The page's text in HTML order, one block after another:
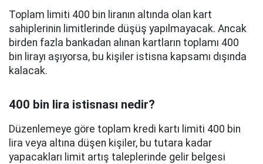
Toplam limiti 400 bin liranın altında olan kart
sahiplerinin limitlerinde düşüş yapılmayacak. Ancak
birden fazla bankadan alınan kartların toplamı 400
bin lirayı aşıyorsa, bu kişiler istisna kapsamı dışında
kalacak.
400 bin lira istisnası nedir?
Düzenlemeye göre toplam kredi kartı limiti 400 bin
lira veya altına düşen kişiler, bu tutara kadar
yapacakları limit artış taleplerinde gelir belgesi